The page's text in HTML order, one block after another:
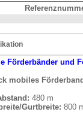
Förderbänder und
mobiles
480 m
Gurtbreite: 800